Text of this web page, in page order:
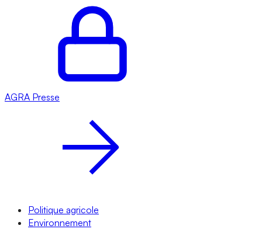
AGRA Presse
Politique agricole
Environnement